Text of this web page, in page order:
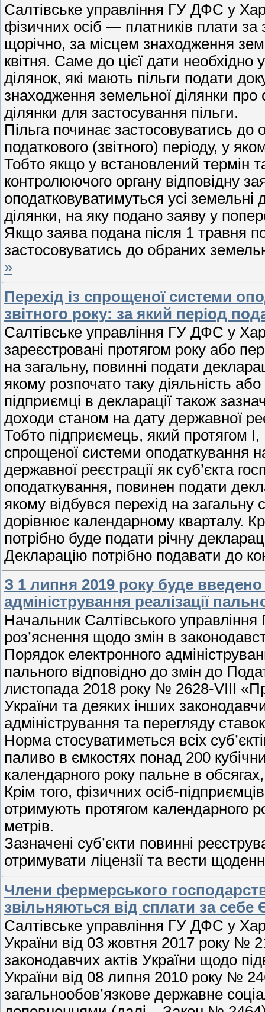
Салтівське управління ГУ ДФС у
фізичних осіб — платників плати
щорічно, за місцем знаходження
квітня. Саме до цієї дати
ділянок, які мають пільги подати
знаходження земельної ділянки
ділянки для застосування пільги.
Пільга починає застосовуватись до
податкового (звітного) періоду, у
Тобто якщо у встановлений термін
контролюючого органу відповідну
оподатковуватимуться усі земельні
ділянки, на яку подано заяву у
Якщо заява подана після 1 травня
застосовуватись до обраних
»
Перехід із спрощеної системи
звітного року: за який період
Салтівське управління ГУ ДФС у
зареєстровані протягом року або
на загальну, повинні подати
якому розпочато таку діяльність
підприємці в декларації також
доходи станом на дату державної
Тобто підприємець, який протягом І,
спрощеної системи оподаткування
державної реєстрації як суб’єкта
оподаткування, повинен подати
якому відбувся перехід на
дорівнює календарному кварталу.
потрібно буде подати річну
Декларацію потрібно подавати до
З 1 липня 2019 року буде
адміністрування реалізації
Начальник Салтівського
роз’яснення щодо змін в
Порядок електронного
пального відповідно до змін до
листопада 2018 року № 2628-VIII
України та деяких інших
адміністрування та перегляду
Норма стосуватиметься всіх
паливо в ємкостях понад 200
календарного року пальне в
Крім того, фізичних осіб-
отримують протягом календарного
метрів.
Зазначені суб’єкти повинні
отримувати ліцензії та вести
Члени фермерського
звільняються від сплати за себе
Салтівське управління ГУ ДФС у
України від 03 жовтня 2017 року №
законодавчих актів України щодо
України від 08 липня 2010 року №
загальнообов’язкове державне